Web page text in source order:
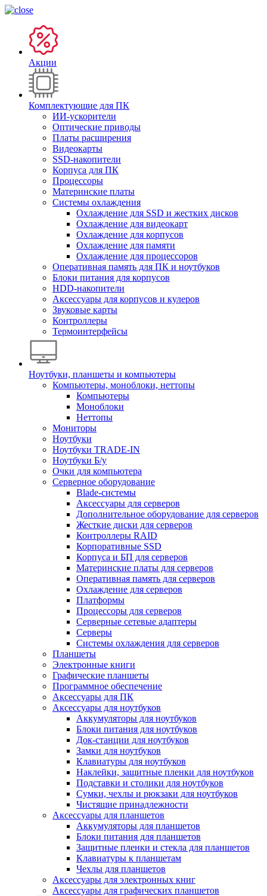
Акции
Комплектующие для ПК
ИИ-ускорители
Оптические приводы
Платы расширения
Видеокарты
SSD-накопители
Корпуса для ПК
Процессоры
Материнские платы
Системы охлаждения
Охлаждение для SSD и жестких дисков
Охлаждение для видеокарт
Охлаждение для корпусов
Охлаждение для памяти
Охлаждение для процессоров
Оперативная память для ПК и ноутбуков
Блоки питания для корпусов
HDD-накопители
Аксессуары для корпусов и кулеров
Звуковые карты
Контроллеры
Термоинтерфейсы
Ноутбуки, планшеты и компьютеры
Компьютеры, моноблоки, неттопы
Компьютеры
Моноблоки
Неттопы
Мониторы
Ноутбуки
Ноутбуки TRADE-IN
Ноутбуки Б/у
Очки для компьютера
Серверное оборудование
Blade-системы
Аксессуары для серверов
Дополнительное оборудование для серверов
Жесткие диски для серверов
Контроллеры RAID
Корпоративные SSD
Корпуса и БП для серверов
Материнские платы для серверов
Оперативная память для серверов
Охлаждение для серверов
Платформы
Процессоры для серверов
Серверные сетевые адаптеры
Серверы
Системы охлаждения для серверов
Планшеты
Электронные книги
Графические планшеты
Программное обеспечение
Аксессуары для ПК
Аксессуары для ноутбуков
Аккумуляторы для ноутбуков
Блоки питания для ноутбуков
Док-станции для ноутбуков
Замки для ноутбуков
Клавиатуры для ноутбуков
Наклейки, защитные пленки для ноутбуков
Подставки и столики для ноутбуков
Сумки, чехлы и рюкзаки для ноутбуков
Чистящие принадлежности
Аксессуары для планшетов
Аккумуляторы для планшетов
Блоки питания для планшетов
Защитные пленки и стекла для планшетов
Клавиатуры к планшетам
Чехлы для планшетов
Аксессуары для электронных книг
Аксессуары для графических планшетов